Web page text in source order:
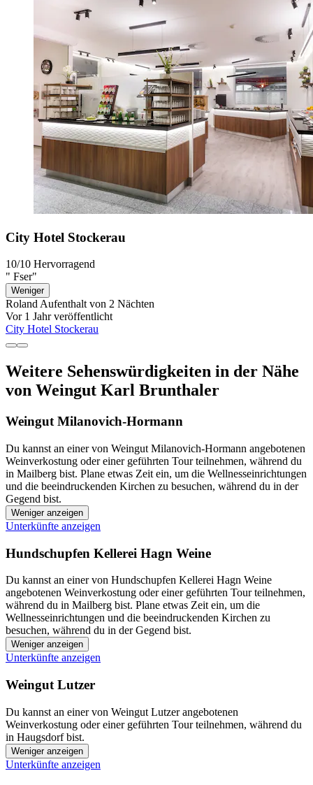
City Hotel Stockerau
10/10 Hervorragend
" Fser"
Weniger
Roland Aufenthalt von 2 Nächten
Vor 1 Jahr veröffentlicht
City Hotel Stockerau
Weitere Sehenswürdigkeiten in der Nähe
von Weingut Karl Brunthaler
Weingut Milanovich-Hormann
Du kannst an einer von Weingut Milanovich-Hormann angebotenen
Weinverkostung oder einer geführten Tour teilnehmen, während du
in Mailberg bist. Plane etwas Zeit ein, um die Wellnesseinrichtungen
und die beeindruckenden Kirchen zu besuchen, während du in der
Gegend bist.
Weniger anzeigen
Unterkünfte anzeigen
Hundschupfen Kellerei Hagn Weine
Du kannst an einer von Hundschupfen Kellerei Hagn Weine
angebotenen Weinverkostung oder einer geführten Tour teilnehmen,
während du in Mailberg bist. Plane etwas Zeit ein, um die
Wellnesseinrichtungen und die beeindruckenden Kirchen zu
besuchen, während du in der Gegend bist.
Weniger anzeigen
Unterkünfte anzeigen
Weingut Lutzer
Du kannst an einer von Weingut Lutzer angebotenen
Weinverkostung oder einer geführten Tour teilnehmen, während du
in Haugsdorf bist.
Weniger anzeigen
Unterkünfte anzeigen